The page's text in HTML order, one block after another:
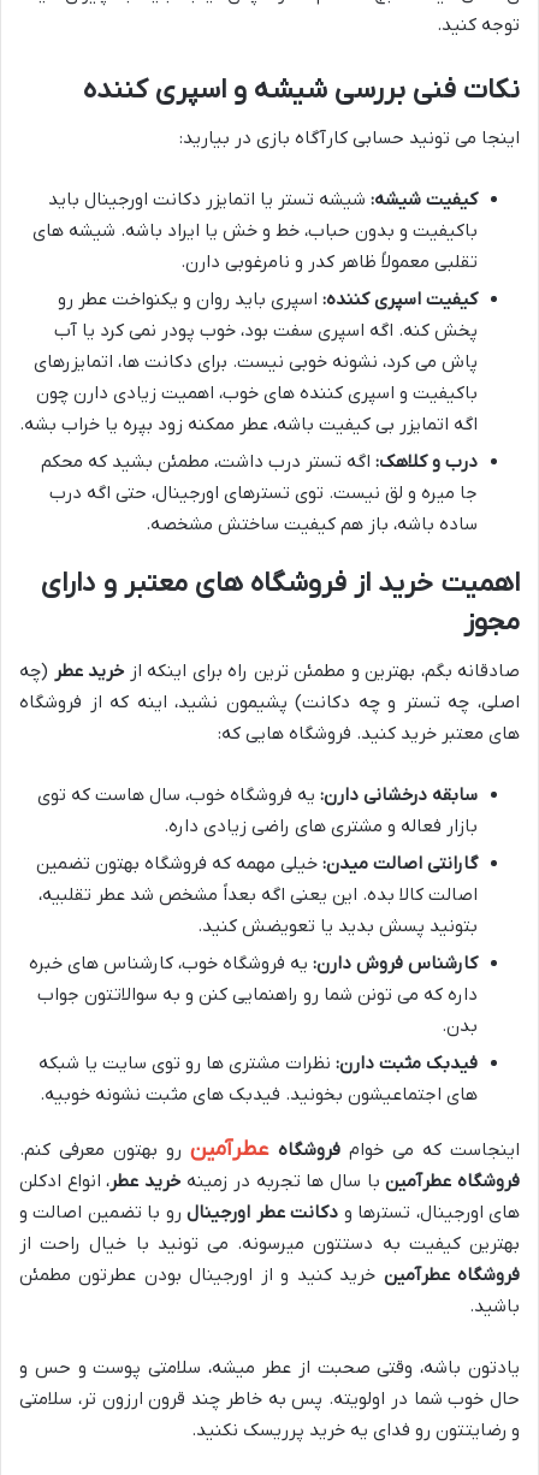
توجه کنید.
نکات فنی بررسی شیشه و اسپری کننده
اینجا می تونید حسابی کارآگاه بازی در بیارید:
کیفیت شیشه: شیشه تستر یا اتمایزر دکانت اورجینال باید
باکیفیت و بدون حباب، خط و خش یا ایراد باشه. شیشه های
تقلبی معمولاً ظاهر کدر و نامرغوبی دارن.
کیفیت اسپری کننده: اسپری باید روان و یکنواخت عطر رو
پخش کنه. اگه اسپری سفت بود، خوب پودر نمی کرد یا آب
پاش می کرد، نشونه خوبی نیست. برای دکانت ها، اتمایزرهای
باکیفیت و اسپری کننده های خوب، اهمیت زیادی دارن چون
اگه اتمایزر بی کیفیت باشه، عطر ممکنه زود بپره یا خراب بشه.
درب و کلاهک: اگه تستر درب داشت، مطمئن بشید که محکم
جا میره و لق نیست. توی تسترهای اورجینال، حتی اگه درب
ساده باشه، باز هم کیفیت ساختش مشخصه.
اهمیت خرید از فروشگاه های معتبر و دارای
مجوز
صادقانه بگم، بهترین و مطمئن ترین راه برای اینکه از خرید عطر (چه
اصلی، چه تستر و چه دکانت) پشیمون نشید، اینه که از فروشگاه
های معتبر خرید کنید. فروشگاه هایی که:
سابقه درخشانی دارن: یه فروشگاه خوب، سال هاست که توی
بازار فعاله و مشتری های راضی زیادی داره.
گارانتی اصالت میدن: خیلی مهمه که فروشگاه بهتون تضمین
اصالت کالا بده. این یعنی اگه بعداً مشخص شد عطر تقلبیه،
بتونید پسش بدید یا تعویضش کنید.
کارشناس فروش دارن: یه فروشگاه خوب، کارشناس های خبره
داره که می تونن شما رو راهنمایی کنن و به سوالاتتون جواب
بدن.
فیدبک مثبت دارن: نظرات مشتری ها رو توی سایت یا شبکه
های اجتماعیشون بخونید. فیدبک های مثبت نشونه خوبیه.
اینجاست که می خوامفروشگاهعطرآمینرو بهتون معرفی کنم.
فروشگاه عطرآمینبا سال ها تجربه در زمینهخرید عطر، انواع ادکلن
های اورجینال، تسترها و دکانت عطر اورجینالرو با تضمین اصالت و
بهترین کیفیت به دستتون میرسونه. می تونید با خیال راحت از
فروشگاه عطرآمین خرید کنید و از اورجینال بودن عطرتون مطمئن
باشید.
یادتون باشه، وقتی صحبت از عطر میشه، سلامتی پوست و حس و
حال خوب شما در اولویته. پس به خاطر چند قرون ارزون تر، سلامتی
و رضایتتون رو فدای یه خرید پرریسک نکنید.